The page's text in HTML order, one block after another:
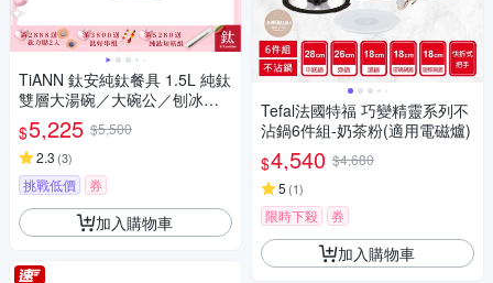
TiANN 鈦安純鈦餐具 1.5L 純鈦
雙層大湯碗／大碗公／刨冰碗
／泡麵碗／雙層碗(1500ml)(快)
$5,225 $5,500
2.3 (3)
挑戰低價 券
加入購物車
Tefal法國特福 巧變精靈系列不
沾鍋6件組-奶茶粉(適用電磁爐)
$4,540 $4,680
5 (1)
限時下殺 券
加入購物車